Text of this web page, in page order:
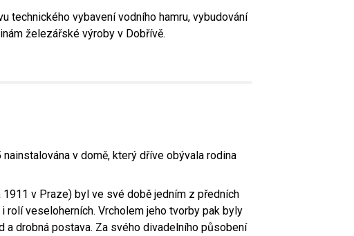
technického vybavení vodního hamru, vybudování
železářské výroby v Dobřívě.
v domě, který dříve obývala rodina
v Praze) byl ve své době jedním z předních
rolí veseloherních. Vrcholem jeho tvorby pak byly
drobná postava. Za svého divadelního působení